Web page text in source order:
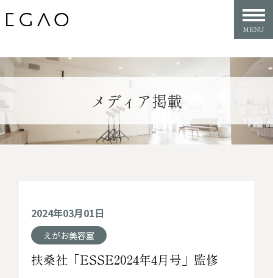
メディア掲載
2024年03月01日
えがお美容室
扶桑社「ESSE2024年4月号」監修